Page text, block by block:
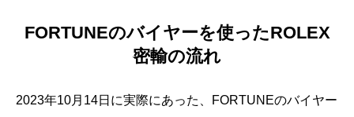
FORTUNEのバイヤーを使ったROLEX
密輸の流れ
2023年10月14日に実際にあった、FORTUNEのバイヤー